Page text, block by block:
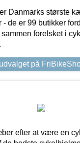
Danmarks største
- de er 99 butikker
forelsket i
på
efter at være en